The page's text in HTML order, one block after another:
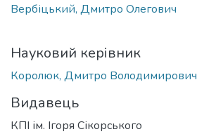
Вербіцький, Дмитро Олегович
Науковий керівник
Королюк, Дмитро Володимирович
Видавець
КПІ ім. Ігоря Сікорського